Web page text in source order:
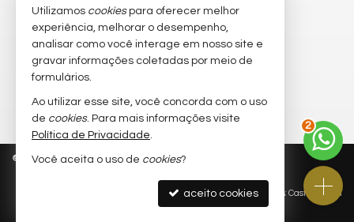
indicadores financeiros
cadastre seu imóvel
imóveis favoritos
mapa de imóveis
© 2026 CRECI/SC 5.537-F Política de Privacidade
Site para imobiliárias: Castel Digital
Utilizamos cookiespara oferecer melhor
experiência, melhorar o desempenho,
analisar como você interage em nosso site e
gravar informações coletadas por meio de
formulários.
Ao utilizar esse site, você concorda com o uso
de cookies. Para mais informações visite
Política de Privacidade.
Você aceita o uso de cookies?
aceito cookies